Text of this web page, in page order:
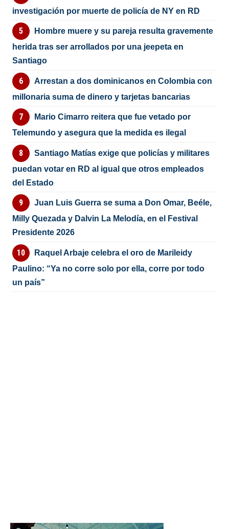
investigación por muerte de policía de NY en RD
Hombre muere y su pareja resulta gravemente
herida tras ser arrollados por una jeepeta en
Santiago
Arrestan a dos dominicanos en Colombia con
millonaria suma de dinero y tarjetas bancarias
Mario Cimarro reitera que fue vetado por
Telemundo y asegura que la medida es ilegal
Santiago Matías exige que policías y militares
puedan votar en RD al igual que otros empleados
del Estado
Juan Luis Guerra se suma a Don Omar, Beéle,
Milly Quezada y Dalvin La Melodía, en el Festival
Presidente 2026
Raquel Arbaje celebra el oro de Marileidy
Paulino: “Ya no corre solo por ella, corre por todo
un país”